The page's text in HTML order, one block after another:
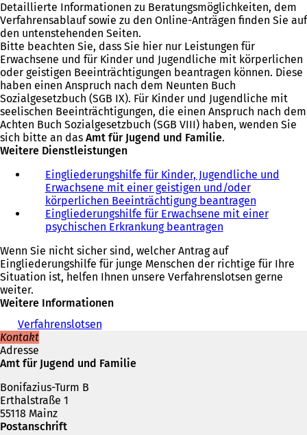
Detaillierte Informationen zu Beratungsmöglichkeiten, dem
Verfahrensablauf sowie zu den Online-Anträgen finden Sie auf
den untenstehenden Seiten.
Bitte beachten Sie, dass Sie hier nur Leistungen für
Erwachsene und für Kinder und Jugendliche mit körperlichen
oder geistigen Beeinträchtigungen beantragen können. Diese
haben einen Anspruch nach dem Neunten Buch
Sozialgesetzbuch (SGB IX). Für Kinder und Jugendliche mit
seelischen Beeinträchtigungen, die einen Anspruch nach dem
Achten Buch Sozialgesetzbuch (SGB VIII) haben, wenden Sie
sich bitte an das Amt für Jugend und Familie.
Weitere Dienstleistungen
Eingliederungshilfe für Kinder, Jugendliche und
Erwachsene mit einer geistigen und/oder
körperlichen Beeinträchtigung beantragen
Eingliederungshilfe für Erwachsene mit einer
psychischen Erkrankung beantragen
Wenn Sie nicht sicher sind, welcher Antrag auf
Eingliederungshilfe für junge Menschen der richtige für Ihre
Situation ist, helfen Ihnen unsere Verfahrenslotsen gerne
weiter.
Weitere Informationen
Verfahrenslotsen
Kontakt
Adresse
Amt für Jugend und Familie
Bonifazius-Turm B
Erthalstraße 1
55118 Mainz
Postanschrift